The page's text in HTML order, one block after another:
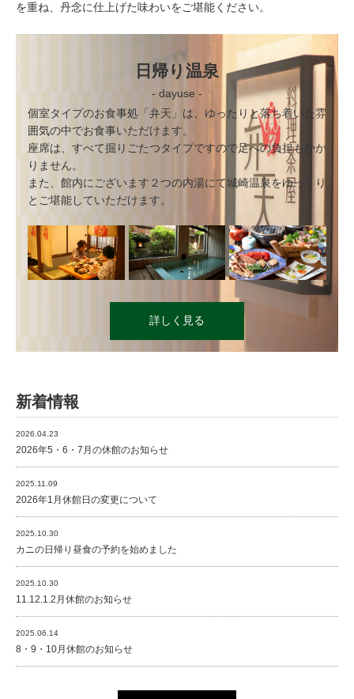
を重ね、丹念に仕上げた味わいをご堪能ください。
日帰り温泉
- dayuse -
個室タイプのお食事処「弁天」は、ゆったりと落ち着いた雰
囲気の中でお食事いただけます。
座席は、すべて掘りごたつタイプですので足への負担もかか
りません。
また、館内にございます２つの内湯にて城崎温泉をゆっくり
とご堪能していただけます。
詳しく見る
新着情報
2026.04.23
2026年5・6・7月の休館のお知らせ
2025.11.09
2026年1月休館日の変更について
2025.10.30
カニの日帰り昼食の予約を始めました
2025.10.30
11.12.1.2月休館のお知らせ
2025.06.14
8・9・10月休館のお知らせ